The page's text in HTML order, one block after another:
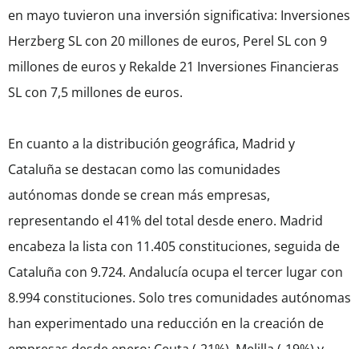
en mayo tuvieron una inversión significativa: Inversiones
Herzberg SL con 20 millones de euros, Perel SL con 9
millones de euros y Rekalde 21 Inversiones Financieras
SL con 7,5 millones de euros.
En cuanto a la distribución geográfica, Madrid y
Cataluña se destacan como las comunidades
autónomas donde se crean más empresas,
representando el 41% del total desde enero. Madrid
encabeza la lista con 11.405 constituciones, seguida de
Cataluña con 9.724. Andalucía ocupa el tercer lugar con
8.994 constituciones. Solo tres comunidades autónomas
han experimentado una reducción en la creación de